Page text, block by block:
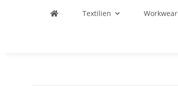
Textilien Workwear